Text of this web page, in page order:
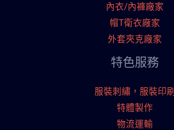
內衣/內褲廠家
帽T衛衣廠家
外套夾克廠家
特色服務
服裝刺繡，服裝印刷
特體製作
物流運輸